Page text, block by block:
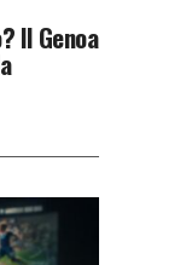
Il Genoa